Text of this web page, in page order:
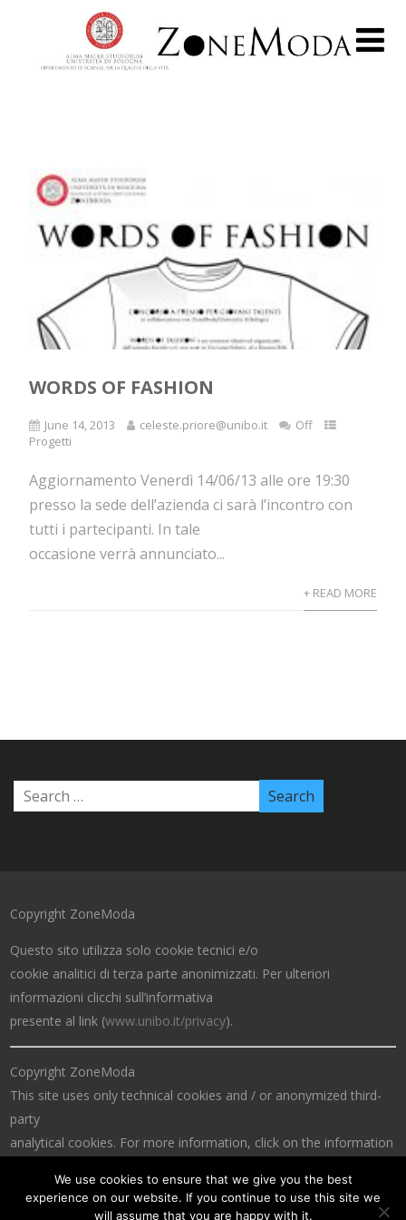
WORDS OF FASHION
June 14, 2013 celeste.priore@unibo.it
Off
Progetti
Aggiornamento Venerdì 14/06/13 alle ore 19:30
presso la sede dell’azienda ci sarà l’incontro con
tutti i partecipanti. In tale
occasione verrà annunciato...
+ READ MORE
Copyright ZoneModa
Questo sito utilizza solo cookie tecnici e/o
cookie analitici di terza parte anonimizzati. Per ulteriori
informazioni clicchi sull’informativa
presente al link (www.unibo.it/privacy).
Copyright ZoneModa
This site uses only technical cookies and / or anonymized third-
party
analytical cookies. For more information, click on the information
We use cookies to ensure that we give you the best
experience on our website. If you continue to use this site we
will assume that you are happy with it.